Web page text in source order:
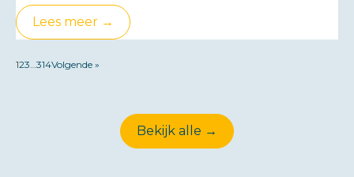
Lees meer →
123 314Volgende »
Bekijk alle →